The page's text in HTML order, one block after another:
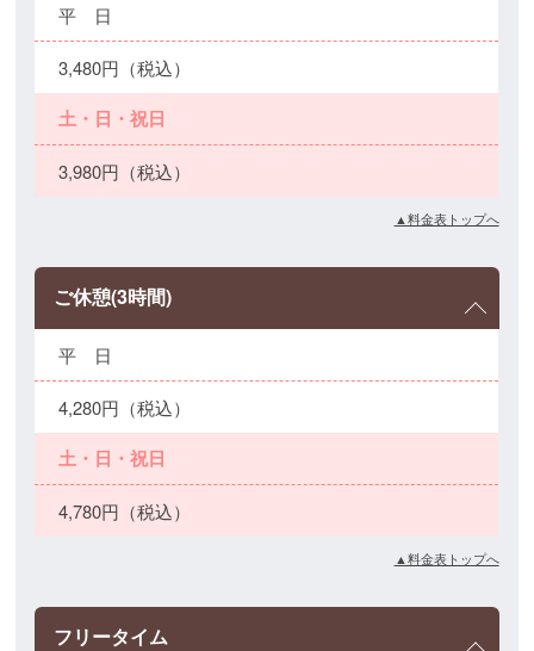
平 日
3,480円（税込）
土・日・祝日
3,980円（税込）
▲料金表トップへ
ご休憩(3時間)
平 日
4,280円（税込）
土・日・祝日
4,780円（税込）
▲料金表トップへ
フリータイム